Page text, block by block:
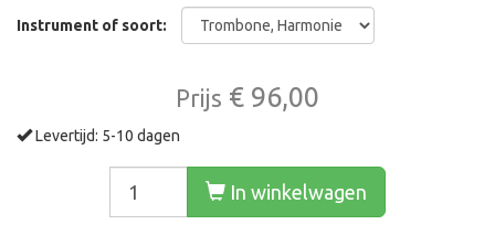
Instrument of soort:
Prijs € 96,00
Levertijd: 5-10 dagen
In winkelwagen